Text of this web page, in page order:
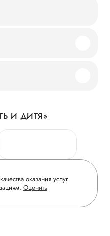
И ДИТЯ»
оказания услуг
Оценить